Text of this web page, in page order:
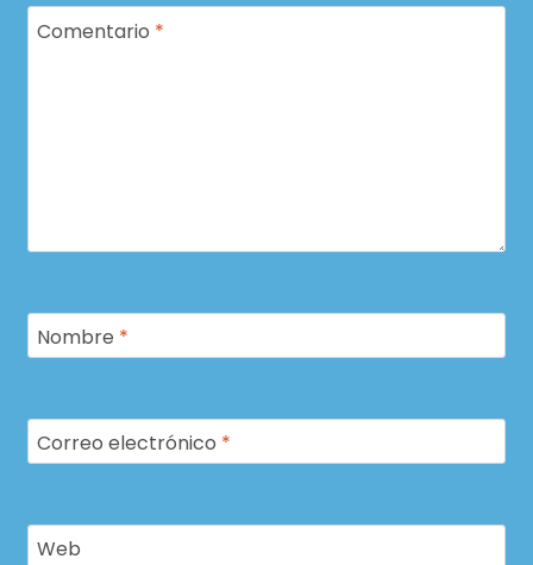
Comentario *
Nombre *
Correo electrónico *
Web